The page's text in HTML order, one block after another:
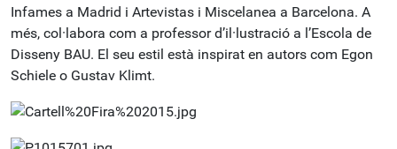
Infames a Madrid i Artevistas i Miscelanea a Barcelona. A
més, col·labora com a professor d’il·lustració a l’Escola de
Disseny BAU. El seu estil està inspirat en autors com Egon
Schiele o Gustav Klimt.